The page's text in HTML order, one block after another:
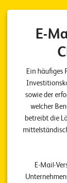
E-
Ein häufiges
sowie der
welcher
betreibt die
E-Mail-